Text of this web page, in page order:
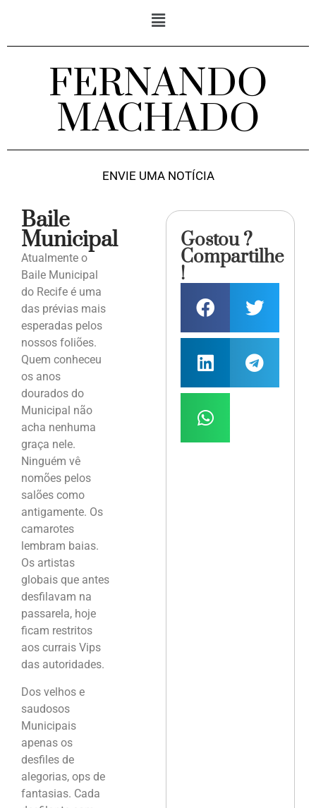
FERNANDO
MACHADO
ENVIE UMA NOTÍCIA
Baile
Municipal
Atualmente o
Baile Municipal
do Recife é uma
das prévias mais
esperadas pelos
nossos foliões.
Quem conheceu
os anos
dourados do
Municipal não
acha nenhuma
graça nele.
Ninguém vê
nomões pelos
salões como
antigamente. Os
camarotes
lembram baias.
Os artistas
globais que antes
desfilavam na
passarela, hoje
ficam restritos
aos currais Vips
das autoridades.
Dos velhos e
saudosos
Municipais
apenas os
desfiles de
alegorias, ops de
fantasias. Cada
Gostou ?
Compartilhe
!